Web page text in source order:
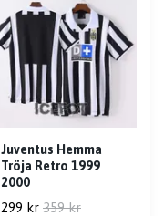
Juventus Hemma
Tröja Retro 1999
2000
299 kr 359 kr